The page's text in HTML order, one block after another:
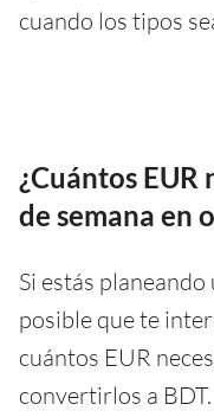
cuando los tipos
¿Cuántos
de semana en
Si estás
posible que te
cuántos EUR
convertirlos a